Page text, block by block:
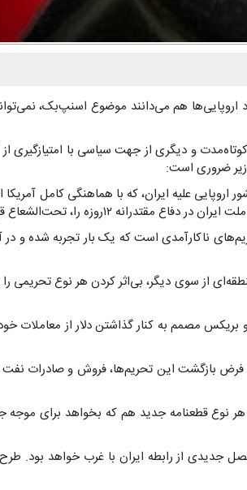
هم می‌دانند موضوع اسنپ‌بک، نمی‌تواند
و دیگری از جهت سیاسی با امتیازگیری
زیر ضروری است:
اروپایی علیه ایران، که با هماهنگی کامل
ناکارآمدی است که یک بار تجربه شده و
از سوی دیگر، بی‌اثر کردن هر نوع تحریمی
مصمم به کنار گذاشتن دلار از معاملات
فرض بازگشت این تحریم‌ها، فروش و صادرات
نوع قطعنامه جدید هم که بخواهد برای موجه
جدیدی از رابطه ایران با غرب خواهد بود.